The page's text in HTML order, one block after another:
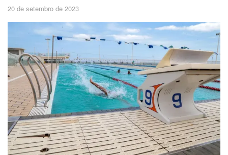
20 de setembro de 2023